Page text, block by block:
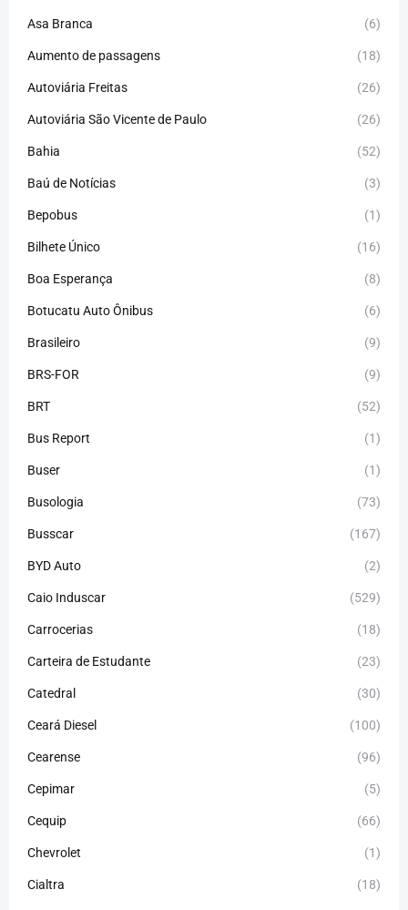
Asa Branca (6)
Aumento de passagens (18)
Autoviária Freitas (26)
Autoviária São Vicente de Paulo (26)
Bahia (52)
Baú de Notícias (3)
Bepobus (1)
Bilhete Único (16)
Boa Esperança (8)
Botucatu Auto Ônibus (6)
Brasileiro (9)
BRS-FOR (9)
BRT (52)
Bus Report (1)
Buser (1)
Busologia (73)
Busscar (167)
BYD Auto (2)
Caio Induscar (529)
Carrocerias (18)
Carteira de Estudante (23)
Catedral (30)
Ceará Diesel (100)
Cearense (96)
Cepimar (5)
Cequip (66)
Chevrolet (1)
Cialtra (18)